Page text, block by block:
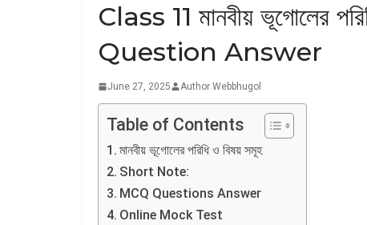
Class 11 মানবীয়
Question Answer
June 27, 2025 Author Webbhugol
Table of Contents
মানবীয় ভূগোলের পরিধি ও বিষয় সমূহ
Short Note:
MCQ Questions Answer
Online Mock Test